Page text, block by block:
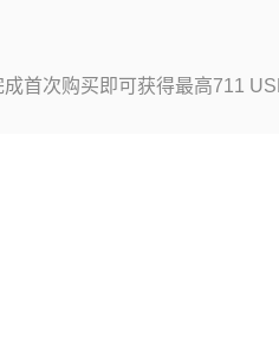
首次购买即可获得最高711